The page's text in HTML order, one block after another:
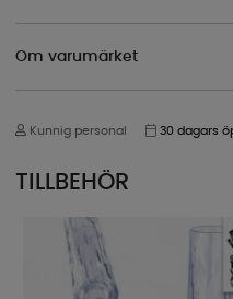
Om varumärket
Kunnig personal 30 dagars
TILLBEHÖR